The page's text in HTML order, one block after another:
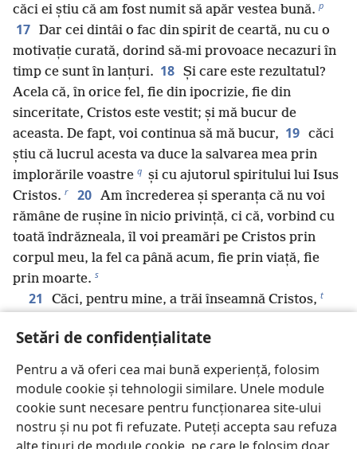
Setări de confidențialitate
Pentru a vă oferi cea mai bună experiență, folosim
module cookie și tehnologii similare. Unele module
cookie sunt necesare pentru funcționarea site-ului
nostru și nu pot fi refuzate. Puteți accepta sau refuza
căci ei știu că am fost numit să apăr vestea bună. p
17 Dar cei dintâi o fac din spirit de ceartă, nu cu o
motivație curată, dorind să-mi provoace necazuri în
timp ce sunt în lanțuri. 18 Și care este rezultatul?
Acela că, în orice fel, fie din ipocrizie, fie din
sinceritate, Cristos este vestit; și mă bucur de
aceasta. De fapt, voi continua să mă bucur, 19 căci
știu că lucrul acesta va duce la salvarea mea prin
implorările voastre q și cu ajutorul spiritului lui Isus
Cristos. r 20 Am încrederea și speranța că nu voi
rămâne de rușine în nicio privință, ci că, vorbind cu
toată îndrăzneala, îl voi preamări pe Cristos prin
corpul meu, la fel ca până acum, fie prin viață, fie
prin moarte. s
21 Căci, pentru mine, a trăi înseamnă Cristos, t
u
să mai trăiesc în acest corp *, aceasta ar însemna să
aduc și mai mult rod în lucrarea mea. Însă nu spun
ce aș alege.
23
Sunt împărțit între aceste două
lucruri. Pe de-o parte, îmi doresc să fiu eliberat și să
fiu alături de Cristos, v căci acest lucru este, desigur,
mult mai bun.
24 Pe de altă parte, pentru voi este